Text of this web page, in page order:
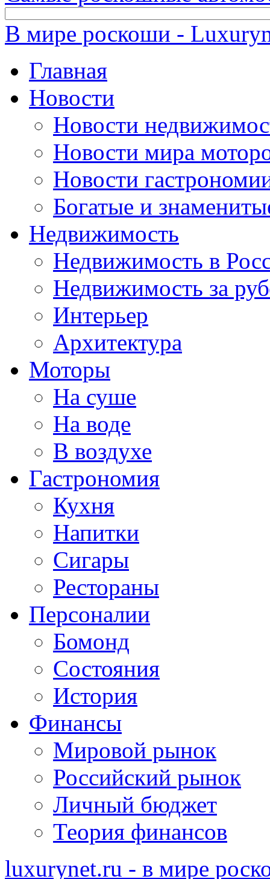
В мире роскоши -
Главная
Новости
Новости
Новости мира
Новости
Богатые и
Недвижимость
Недвижимость в
Недвижимость за
Интерьер
Архитектура
Моторы
На суше
На воде
В воздухе
Гастрономия
Кухня
Напитки
Сигары
Рестораны
Персоналии
Бомонд
Состояния
История
Финансы
Мировой рынок
Российский рынок
Личный бюджет
Теория финансов
luxurynet.ru - в мире